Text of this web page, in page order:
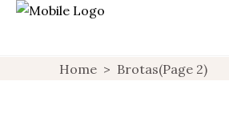
Home > Brotas(Page 2)